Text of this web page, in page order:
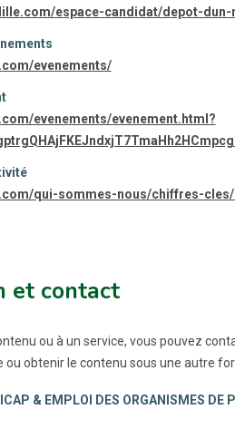
espace-candidat/depot-
evenements/
evenements/evenement.html?
qui-sommes-nous/chiffres-
et contact
ou à un service, vous pouvez
obtenir le contenu sous une autre
& EMPLOI DES ORGANISMES